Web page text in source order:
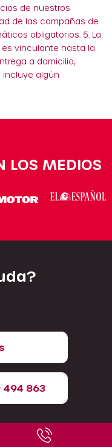
de nuestros
de las campañas de
obligatorios. 5. La
vinculante hasta la
a domicilio,
incluye algún
LOS MEDIOS
494 863